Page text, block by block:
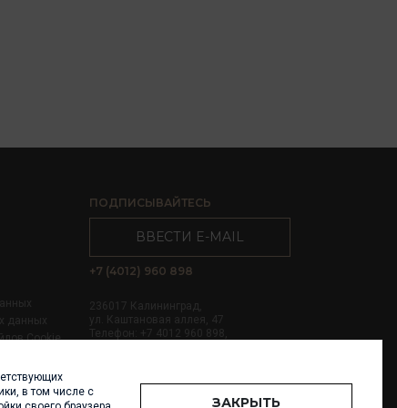
данных
Cookie
ПОДПИСЫВАЙТЕСЬ
ВВЕСТИ E-MAIL
+7 (4012) 960 898
236017 Калининград,
ул. Каштановая аллея, 47
Телефон: +7 4012 960 898,
в том числе с
ЗАКРЫТЬ